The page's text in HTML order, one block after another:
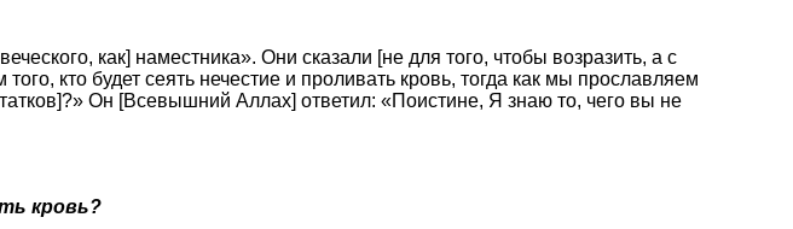
как] наместника». Они сказали [не для того, чтобы возразить, а с
кто будет сеять нечестие и проливать кровь, тогда как мы прославляем
Он [Всевышний Аллах] ответил: «Поистине, Я знаю то, чего вы не
кровь?